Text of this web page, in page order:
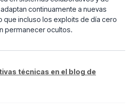
continuamente a nuevas
que incluso los exploits de día cero
permanecer ocultos.
técnicas en el blog de